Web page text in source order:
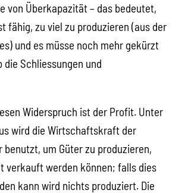
von Überkapazität – das bedeutet,
fähig, zu viel zu produzieren (aus der
und es müsse noch mehr gekürzt
die Schliessungen und
Widerspruch ist der Profit. Unter
wird die Wirtschaftskraft der
benutzt, um Güter zu produzieren,
verkauft werden können; falls dies
kann wird nichts produziert. Die